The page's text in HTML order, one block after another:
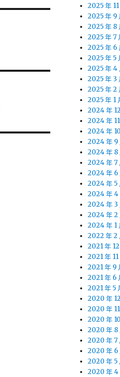
2025 年 11
2025 年 9
2025 年 8
2025 年 7
2025 年 6
2025 年 5
2025 年 4
2025 年 3
2025 年 2
2025 年 1
2024 年
2024 年
2024 年
2024 年 9
2024 年 8
2024 年 7
2024 年 6
2024 年 5
2024 年 4
2024 年 3
2024 年 2
2024 年 1
2022 年 2
2021 年 12
2021 年 11
2021 年 9
2021 年 6
2021 年 5
2020 年
2020 年
2020 年
2020 年 8
2020 年 7
2020 年 6
2020 年 5
2020 年 4